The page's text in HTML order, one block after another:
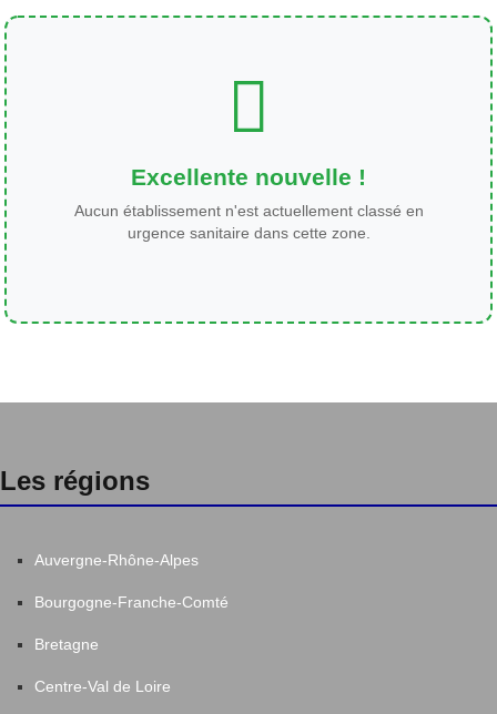
Excellente nouvelle !
Aucun établissement n'est actuellement classé en
urgence sanitaire dans cette zone.
Les régions
Auvergne-Rhône-Alpes
Bourgogne-Franche-Comté
Bretagne
Centre-Val de Loire